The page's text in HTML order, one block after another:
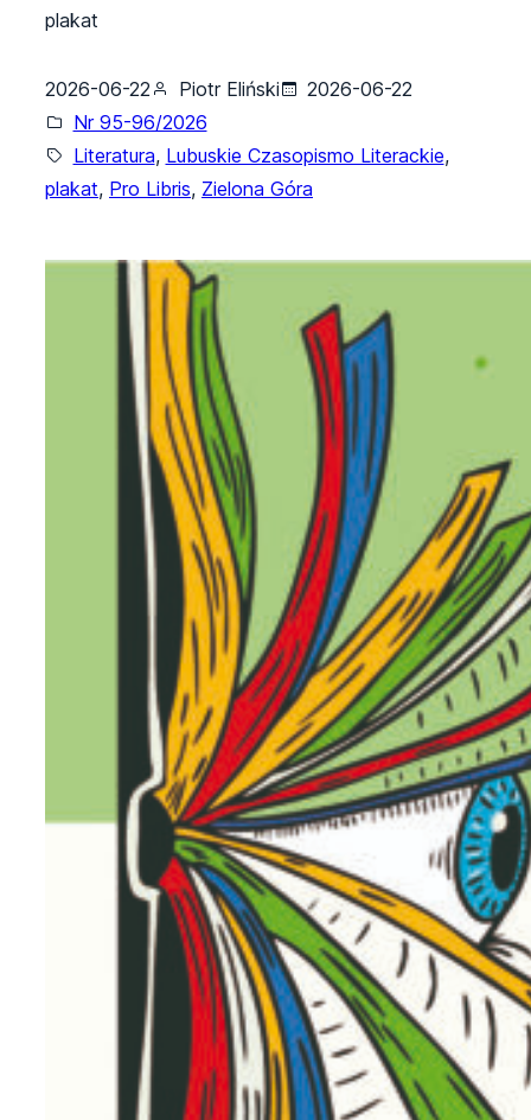
plakat
2026-06-22 Piotr Eliński
2026-06-22
Nr 95-96/2026
Literatura, Lubuskie Czasopismo Literackie,
plakat, Pro Libris, Zielona Góra